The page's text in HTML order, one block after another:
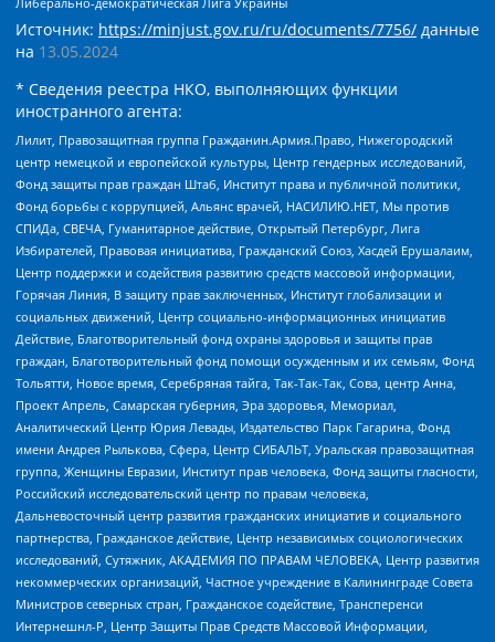
Источник: https://minjust.gov.ru/ru/documents/7756/ данные
на 13.05.2024
* Сведения реестра НКО, выполняющих функции
иностранного агента:
Лилит, Правозащитная группа Гражданин.Армия.Право, Нижегородский
центр немецкой и европейской культуры, Центр гендерных исследований,
Фонд защиты прав граждан Штаб, Институт права и публичной политики,
Фонд борьбы с коррупцией, Альянс врачей, НАСИЛИЮ.НЕТ, Мы против
СПИДа, СВЕЧА, Гуманитарное действие, Открытый Петербург, Лига
Избирателей, Правовая инициатива, Гражданский Союз, Хасдей Ерушалаим,
Центр поддержки и содействия развитию средств массовой информации,
Горячая Линия, В защиту прав заключенных, Институт глобализации и
социальных движений, Центр социально-информационных инициатив
Действие, Благотворительный фонд охраны здоровья и защиты прав
граждан, Благотворительный фонд помощи осужденным и их семьям, Фонд
Тольятти, Новое время, Серебряная тайга, Так-Так-Так, Сова, центр Анна,
Проект Апрель, Самарская губерния, Эра здоровья, Мемориал,
Аналитический Центр Юрия Левады, Издательство Парк Гагарина, Фонд
имени Андрея Рылькова, Сфера, Центр СИБАЛЬТ, Уральская правозащитная
группа, Женщины Евразии, Институт прав человека, Фонд защиты гласности,
Российский исследовательский центр по правам человека,
Дальневосточный центр развития гражданских инициатив и социального
партнерства, Гражданское действие, Центр независимых социологических
исследований, Сутяжник, АКАДЕМИЯ ПО ПРАВАМ ЧЕЛОВЕКА, Центр развития
некоммерческих организаций, Частное учреждение в Калининграде Совета
Министров северных стран, Гражданское содействие, Трансперенси
Интернешнл-Р, Центр Защиты Прав Средств Массовой Информации,